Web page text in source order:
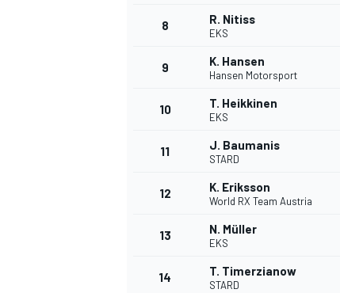
8 R. Nitiss
EKS
9 K. Hansen
Hansen Motorsport
10 T. Heikkinen
EKS
11 J. Baumanis
STARD
12 K. Eriksson
World RX Team Austria
13 N. Müller
EKS
14 T. Timerzianow
STARD